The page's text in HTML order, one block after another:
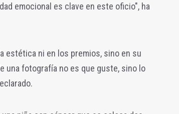
emocional es clave en este oficio", ha
estética ni en los premios, sino en su
una fotografía no es que guste, sino lo